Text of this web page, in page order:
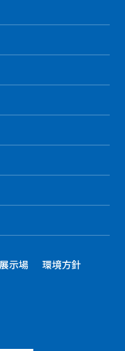
示場 環境方針